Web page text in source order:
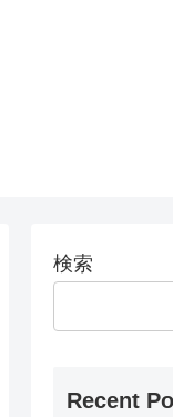
検索
Recent